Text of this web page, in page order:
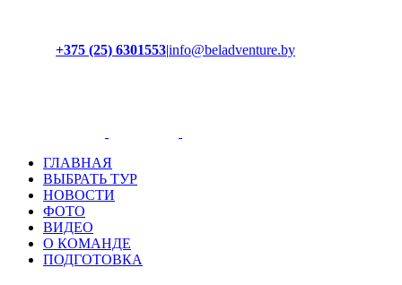
+375 (25) 6301553|info@beladventure.by
ГЛАВНАЯ
ВЫБРАТЬ ТУР
НОВОСТИ
ФОТО
ВИДЕО
О КОМАНДЕ
ПОДГОТОВКА